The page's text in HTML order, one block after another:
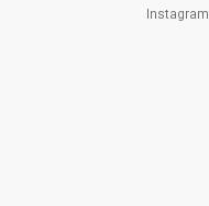
Instagram